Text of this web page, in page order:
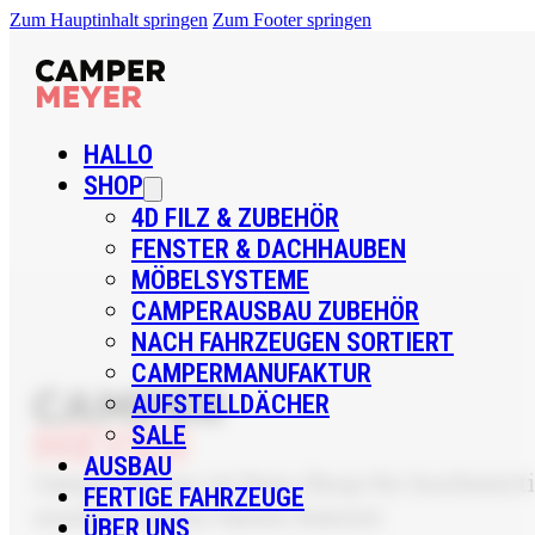
Zum Hauptinhalt springen Zum Footer springen
HALLO
SHOP
4D FILZ & ZUBEHÖR
FENSTER & DACHHAUBEN
MÖBELSYSTEME
CAMPERAUSBAU ZUBEHÖR
NACH FAHRZEUGEN SORTIERT
CAMPERMANUFAKTUR
AUFSTELLDÄCHER
SALE
AUSBAU
FERTIGE FAHRZEUGE
ÜBER UNS
CamperMeyer ist Dein Shop für
sondern sicher bauen kannst.